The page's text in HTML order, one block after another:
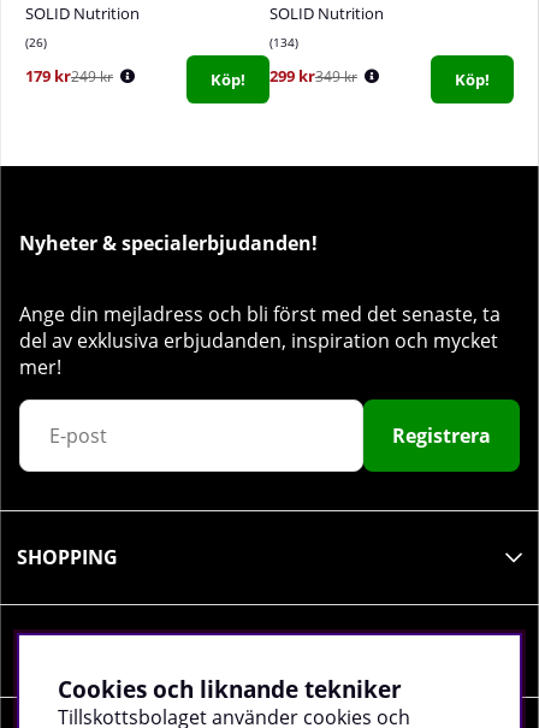
SOLID Nutrition
26
179 kr249 kr Köp!
SOLID Nutrition
134
299 kr349 kr Köp!
Nyheter & specialerbjudanden!
Ange din mejladress och bli först med det senaste, ta
del av exklusiva erbjudanden, inspiration och mycket
mer!
Registrera
SHOPPING
Cookies och liknande tekniker
Tillskottsbolaget använder cookies och